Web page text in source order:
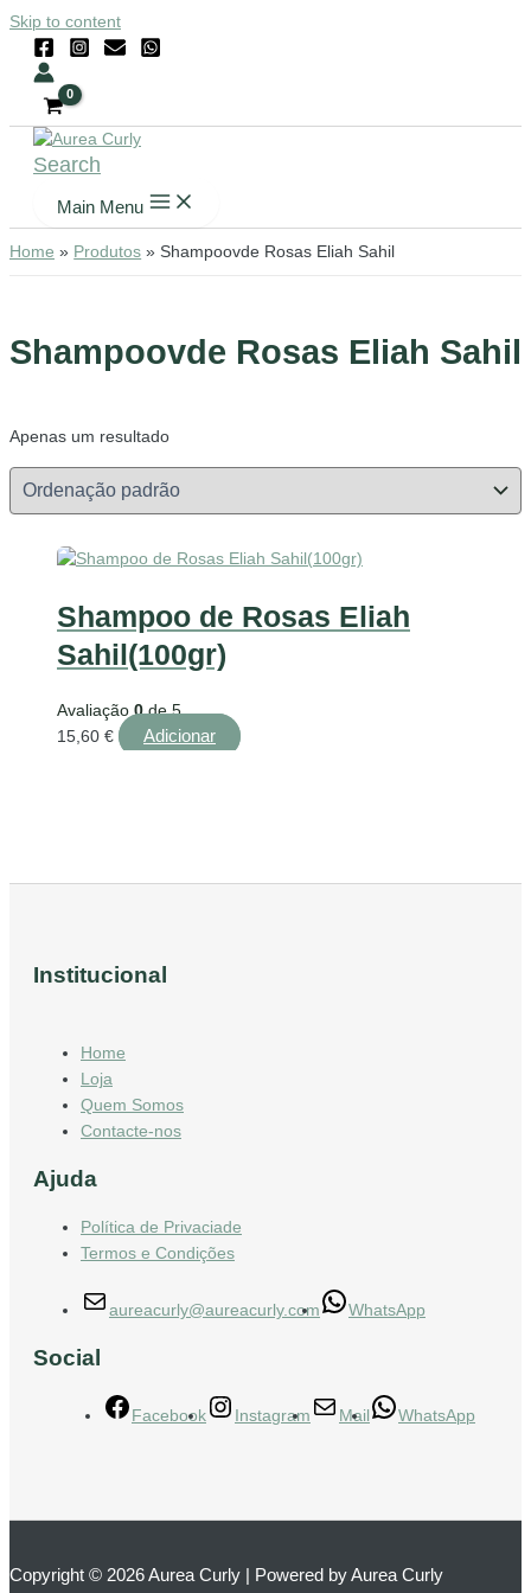
Skip to content
Search
Main Menu
Home Produtos Shampoovde Rosas Eliah Sahil
Shampoovde Rosas Eliah Sahil
Apenas um resultado
Shampoo de Rosas Eliah
Sahil(100gr)
Avaliação 0de 5
15,60 € Adicionar
Institucional
Home
Loja
Quem Somos
Contacte-nos
Ajuda
Política de Privaciade
Termos e Condições
aureacurly@aureacurly.com WhatsApp
Social
Facebook Instagram Mail WhatsApp
Copyright © 2026 Aurea Curly | Powered by Aurea Curly